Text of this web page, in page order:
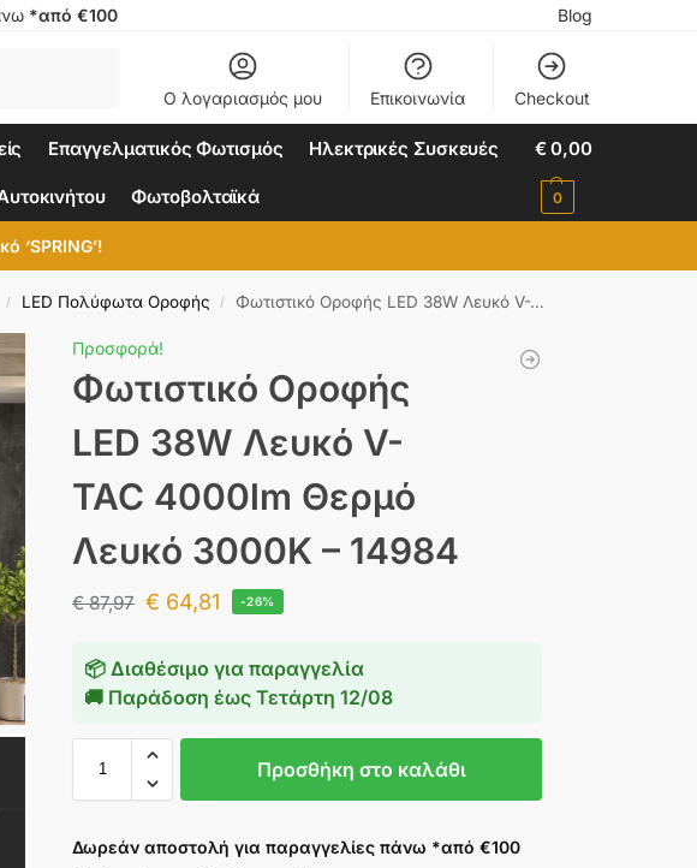
*από €100 Blog
Ο λογαριασμός μου Επικοινωνία Checkout
Επαγγελματικός Φωτισμός Ηλεκτρικές Συσκευές
Φωτοβολταϊκά
€0,00
0
‘SPRING’!
/ LED Πολύφωτα Οροφής / Φωτιστικό Οροφής LED 38W Λευκό V-TAC 4000lm Θερμό Λευκό 3000K – 14984
Προσφορά!
Φωτιστικό Οροφής
LED 38W Λευκό V-
TAC 4000lm Θερμό
Λευκό 3000K – 14984
€87,97 € 64,81 -26%
📦 Διαθέσιμο για παραγγελία
🚚 Παράδοση έωςΤετάρτη 12/08
Προσθήκη στο καλάθι
Δωρεάν αποστολή για παραγγελίες πάνω *από €100